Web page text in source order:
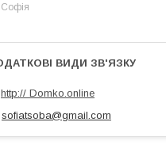
Софія
http:// Domko.online
sofiatsoba@gmail.com